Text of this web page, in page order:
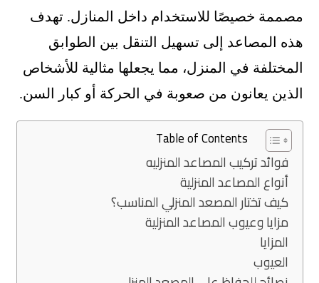
مصممة خصيصًا للاستخدام داخل المنازل. تهدف
هذه المصاعد إلى تسهيل التنقل بين الطوابق
المختلفة في المنزل، مما يجعلها مثالية للأشخاص
الذين يعانون من صعوبة في الحركة أو كبار السن.
Table of Contents
فوائد تركيب المصاعد المنزليه
أنواع المصاعد المنزلية
كيف تختار المصعد المنزلي المناسب؟
مزايا وعيوب المصاعد المنزلية
المزايا
العيوب